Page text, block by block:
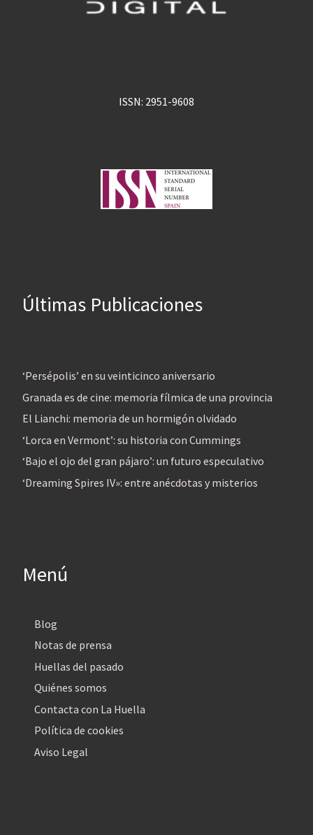
ISSN: 2951-9608
Últimas Publicaciones
‘Persépolis’ en su veinticinco aniversario
Granada es de cine: memoria fílmica de una provincia
El Lianchi: memoria de un hormigón olvidado
‘Lorca en Vermont’: su historia con Cummings
‘Bajo el ojo del gran pájaro’: un futuro especulativo
‘Dreaming Spires IV»: entre anécdotas y misterios
Menú
Blog
Notas de prensa
Huellas del pasado
Quiénes somos
Contacta con La Huella
Política de cookies
Aviso Legal